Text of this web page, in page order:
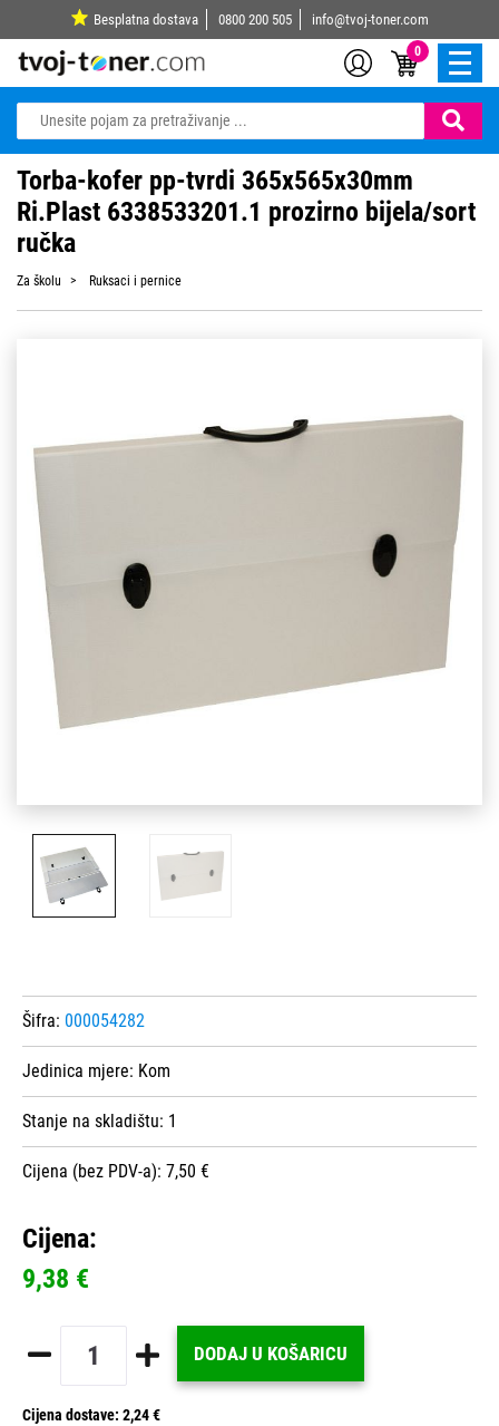
Besplatna dostava 0800 200 505 info@tvoj-toner.com
0
Torba-kofer pp-tvrdi 365x565x30mm
Ri.Plast 6338533201.1 prozirno bijela/sort
ručka
Za školu Ruksaci i pernice
Šifra: 000054282
Jedinica mjere: Kom
Stanje na skladištu: 1
Cijena (bez PDV-a): 7,50 €
Cijena:
9,38 €
DODAJ U KOŠARICU
Cijena dostave: 2,24 €